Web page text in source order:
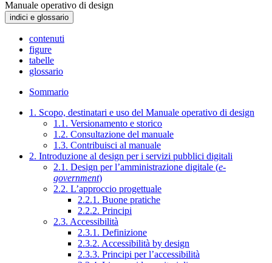
Manuale operativo di design
indici e glossario
contenuti
figure
tabelle
glossario
Sommario
1. Scopo, destinatari e uso del Manuale operativo di design
1.1. Versionamento e storico
1.2. Consultazione del manuale
1.3. Contribuisci al manuale
2. Introduzione al design per i servizi pubblici digitali
2.1. Design per l’amministrazione digitale (e-
government)
2.2. L’approccio progettuale
2.2.1. Buone pratiche
2.2.2. Principi
2.3. Accessibilità
2.3.1. Definizione
2.3.2. Accessibilità by design
2.3.3. Principi per l’accessibilità